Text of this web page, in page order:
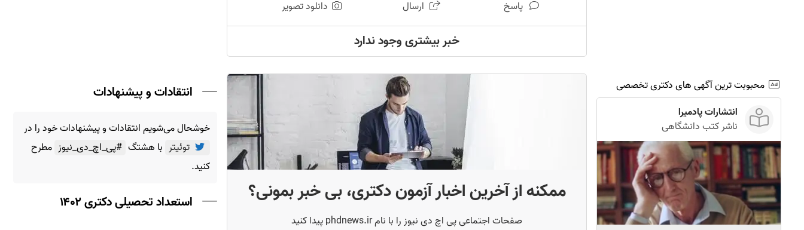
پاسخ ارسال دانلود تصویر
خبر بیشتری وجود ندارد
ممکنه از آخرین اخبار آزمون دکتری، بی خبر بمونی؟
صفحات اجتماعی پی اچ دی نیوز را با نام phdnews.ir پیدا کنید
انتقادات و پیشنهادات
خوشحال می‌شویم انتقادات و پیشنهادات خود را در
توئیتر با هشتگ #پی_اچ_دی_نیوز مطرح
کنید.
استعداد تحصیلی دکتری ۱۴۰۲
محبوبت ترین آگهی های دکتری تخصصی
انتشارات پادمیرا
ناشر کتب دانشگاهی